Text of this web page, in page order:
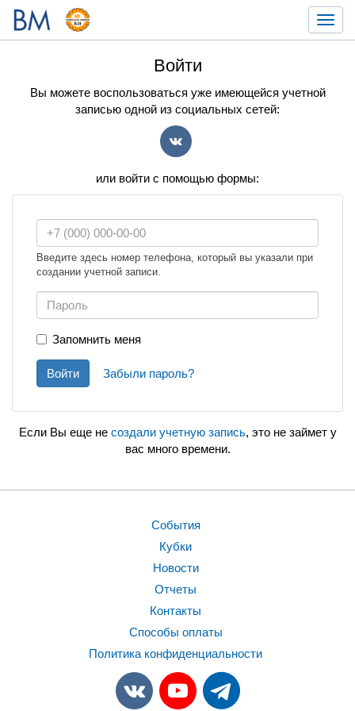
Войти
Вы можете воспользоваться уже имеющейся учетной
записью одной из социальных сетей:
или войти с помощью формы:
Введите здесь номер телефона, который вы указали при
создании учетной записи.
Запомнить меня
Войти Забыли пароль?
Если Вы еще не создали учетную запись, это не займет у
вас много времени.
События
Кубки
Новости
Отчеты
Контакты
Способы оплаты
Политика конфиденциальности